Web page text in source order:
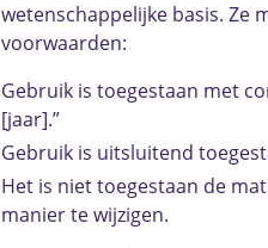
wetenschappelijke basis.Ze
voorwaarden:
Gebruik is toegestaan met
[jaar].”
Gebruik is uitsluitend
Het is niet toegestaan de
manier te wijzigen.